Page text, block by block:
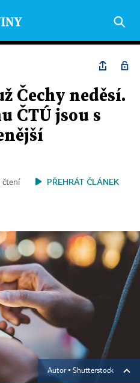
Čechy neděsí.
ČTÚ jsou s
čtení
PŘEHRÁT ČLÁNEK
Autor ▪ Shutterstock